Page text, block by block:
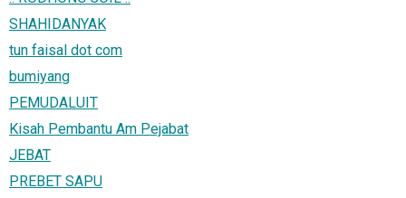
SHAHIDANYAK
tun faisal dot com
bumiyang
PEMUDALUIT
Kisah Pembantu Am Pejabat
JEBAT
PREBET SAPU